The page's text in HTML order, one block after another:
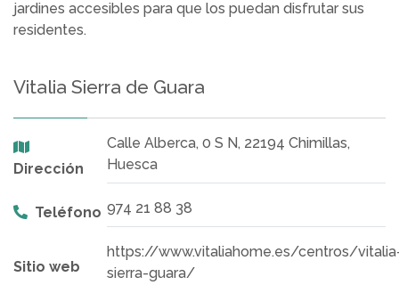
jardines accesibles para que los puedan disfrutar sus
residentes.
Vitalia Sierra de Guara
Dirección
Calle Alberca, 0 S N, 22194 Chimillas,
Huesca
Teléfono 974 21 88 38
Sitio web
https://www.vitaliahome.es/centros/
sierra-guara/